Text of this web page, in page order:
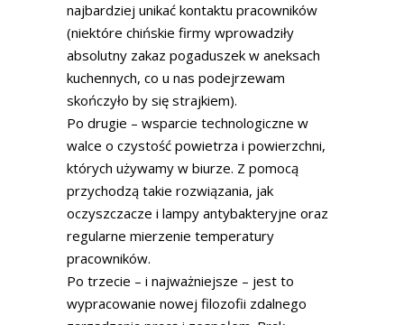
najbardziej unikać kontaktu pracowników
(niektóre chińskie firmy wprowadziły
absolutny zakaz pogaduszek w aneksach
kuchennych, co u nas podejrzewam
skończyło by się strajkiem).
Po drugie – wsparcie technologiczne w
walce o czystość powietrza i powierzchni,
których używamy w biurze. Z pomocą
przychodzą takie rozwiązania, jak
oczyszczacze i lampy antybakteryjne oraz
regularne mierzenie temperatury
pracowników.
Po trzecie – i najważniejsze – jest to
wypracowanie nowej filozofii zdalnego